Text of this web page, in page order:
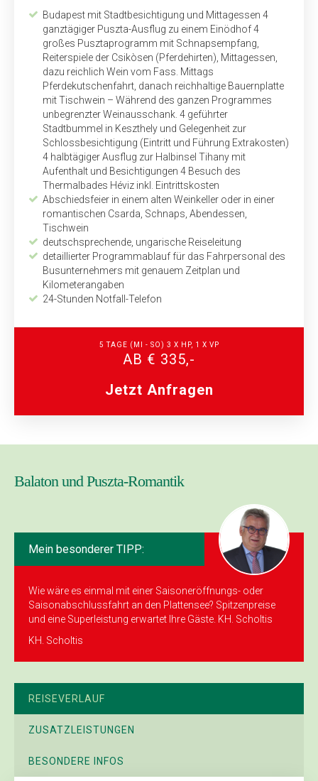
Budapest mit Stadtbesichtigung und Mittagessen 4
ganztägiger Puszta-Ausflug zu einem Einödhof 4
großes Pusztaprogramm mit Schnapsempfang,
Reiterspiele der Csikòsen (Pferdehirten), Mittagessen,
dazu reichlich Wein vom Fass. Mittags
Pferdekutschenfahrt, danach reichhaltige Bauern­platte
mit Tischwein – Während des ganzen Programmes
unbegrenzter Weinausschank. 4 geführter
Stadtbummel in Keszthely und Gelegenheit zur
Schlossbesichtigung (Eintritt und Führung Extrakosten)
4 halbtägiger Ausflug zur Halb­insel Tihany mit
Aufenthalt und Besichtigungen 4 Besuch des
Thermalbades Héviz inkl. Ein­tritts­kosten
Abschiedsfeier in einem alten Weinkeller oder in einer
romantischen Csarda, Schnaps, Abendessen,
Tischwein
deutschsprechende, ungarische Reiseleitung
detaillierter Programmablauf für das Fahrpersonal des
Bus­unternehmers mit genauem Zeitplan und
Kilometerangaben
24-Stunden Notfall-Telefon
5 TAGE (MI - SO) 3 X HP, 1 X VP
AB € 335,-
Jetzt Anfragen
Balaton und Puszta-Romantik
Mein besonderer TIPP:
Wie wäre es einmal mit einer Saison­eröffnungs- oder
Saisonabschlussfahrt an den Plattensee? Spitzenpreise
und eine Superleistung erwartet Ihre Gäste. KH. Scholtis
KH. Scholtis
REISEVERLAUF
ZUSATZLEISTUNGEN
BESONDERE INFOS